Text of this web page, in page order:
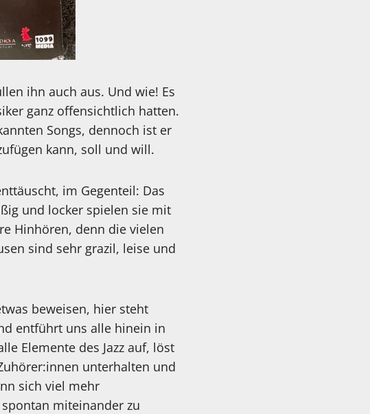
ihn auch aus. Und wie! Es
ganz offensichtlich hatten.
Songs, dennoch ist er
kann, soll und will.
im Gegenteil: Das
und locker spielen sie mit
Hinhören, denn die vielen
sind sehr grazil, leise und
beweisen, hier steht
entführt uns alle hinein in
Elemente des Jazz auf, löst
unterhalten und
sich viel mehr
miteinander zu